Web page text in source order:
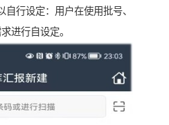
自行设定：用户在使用批号、
进行自设定。